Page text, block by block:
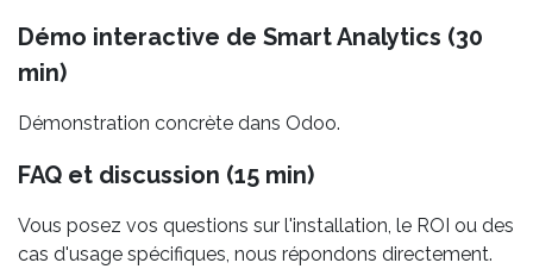
Démo interactive de Smart Analytics (30
min)
Démonstration concrète dans Odoo.
FAQ et discussion (15 min)
Vous posez vos questions sur l'installation, le ROI ou des
cas d'usage spécifiques, nous répondons directement.